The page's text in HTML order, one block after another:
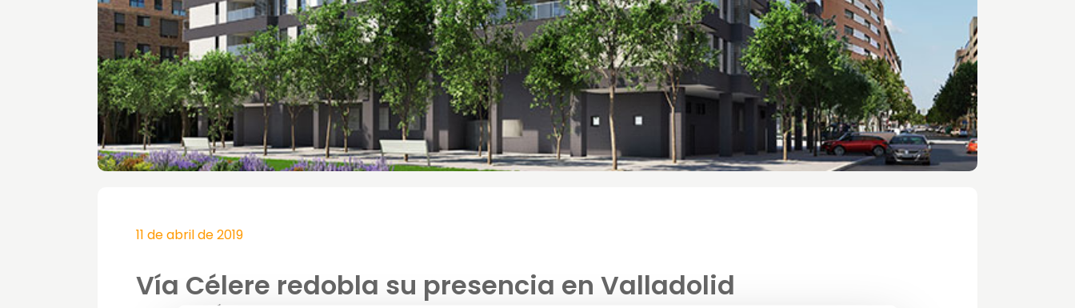
11 de abril de 2019
Vía Célere redobla su presencia en Valladolid